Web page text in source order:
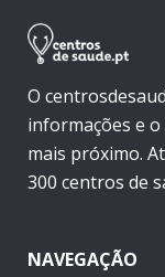
O
informações e
mais próximo.
300 centros de
NAVEGAÇÃO